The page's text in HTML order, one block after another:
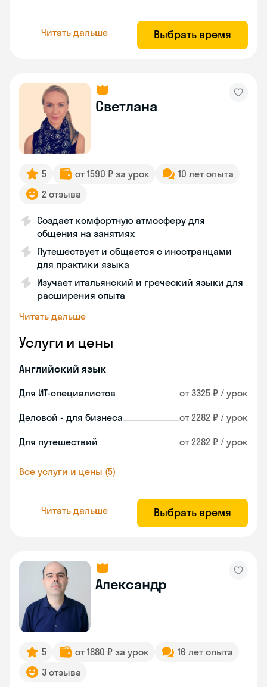
Читать дальше Выбрать время
Светлана
5 от 1590 ₽ за урок
10 лет опыта
2 отзыва
Создает комфортную атмосферу для
общения на занятиях
Путешествует и общается с иностранцами
для практики языка
Изучает итальянский и греческий языки для
расширения опыта
Читать дальше
Услуги и цены
Английский язык
Для ИТ-специалистов от 3325 ₽ / урок
Деловой - для бизнеса от 2282 ₽ / урок
Для путешествий от 2282 ₽ / урок
Все услуги и цены (5)
Читать дальше Выбрать время
Александр
5 от 1880 ₽ за урок
16 лет опыта
3 отзыва